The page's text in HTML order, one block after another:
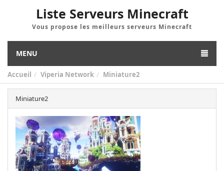
Liste Serveurs Minecraft
Vous propose les meilleurs serveurs Minecraft
MENU
Accueil Viperia Network Miniature2
Miniature2